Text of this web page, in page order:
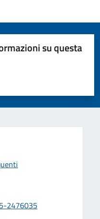
su questa
5
2476035